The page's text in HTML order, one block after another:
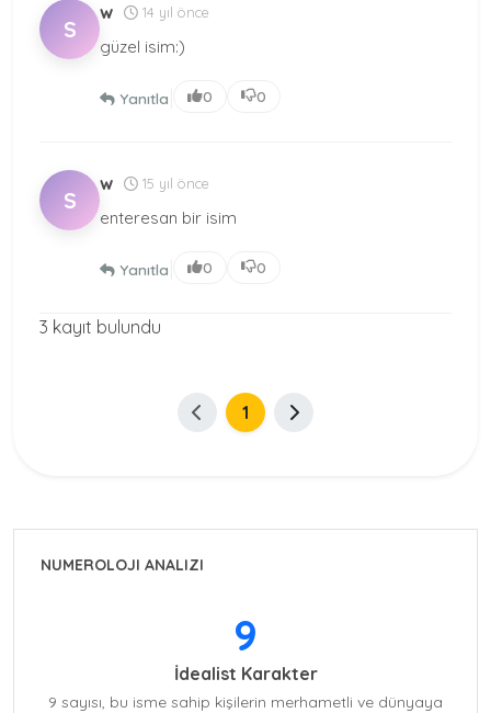
S
w 14 yıl önce
güzel isim:)
Yanıtla 0 0
S
w 15 yıl önce
enteresan bir isim
Yanıtla 0 0
3 kayıt bulundu
1
NUMEROLOJI ANALIZI
9
İdealist Karakter
9 sayısı, bu isme sahip kişilerin merhametli ve dünyaya